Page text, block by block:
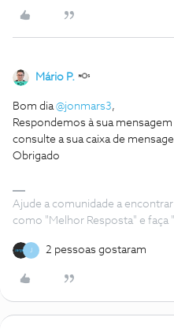
Mário P.
Bom dia@jonmars3,
Respondemos à sua
consulte a sua caixa de
Obrigado
Ajude a comunidade a
como "Melhor Resposta" e
2 pessoas gostaram